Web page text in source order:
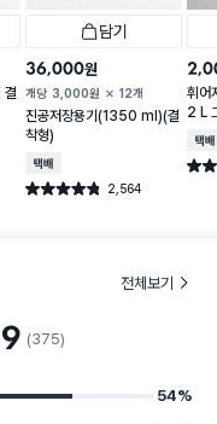
결
담기
36,000원
개당 3,000원 12개
진공저장용기(1350 ml)(결
착형)
택배배송
별점 4.8점 2,564
건 작성
휘어
2 L
택배
별점
전체보기
(375)
54%